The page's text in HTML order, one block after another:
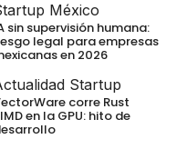
México
sin supervisión humana:
legal para empresas
en 2026
Startup
corre Rust
en la GPU: hito de